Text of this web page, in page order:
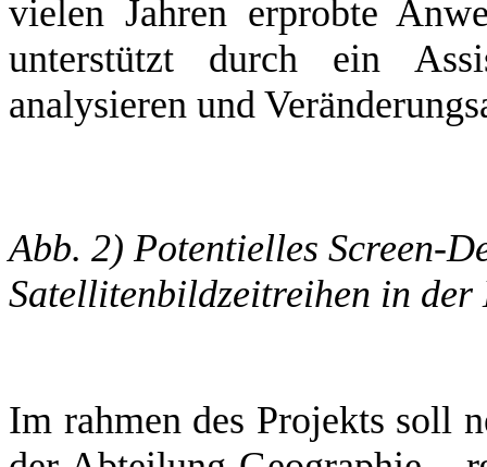
vielen Jahren erprobte
unterstützt durch ein
analysieren und
Abb. 2) Potentielles Screen-
Satellitenbildzeitreihen in
Im rahmen des Projekts soll